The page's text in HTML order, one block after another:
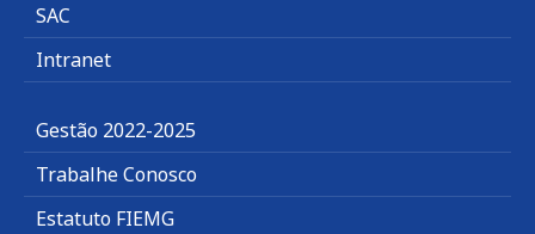
SAC
Intranet
Gestão 2022-2025
Trabalhe Conosco
Estatuto FIEMG